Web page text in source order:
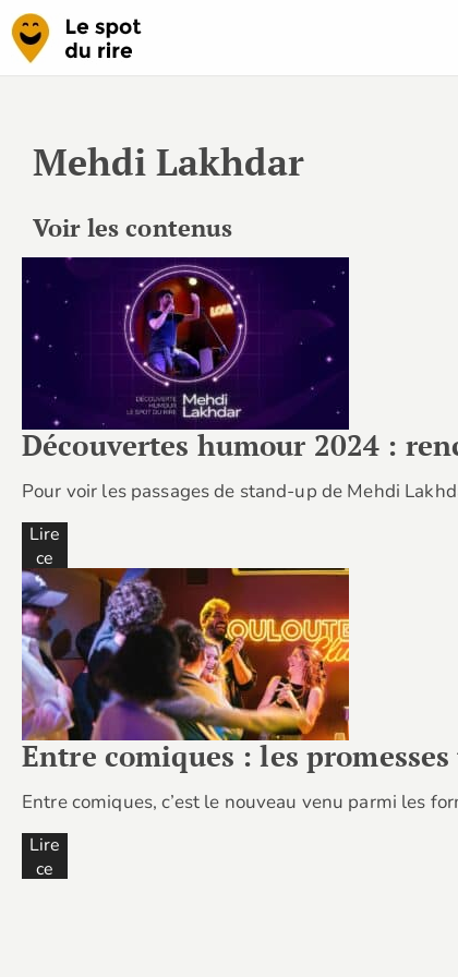
Mehdi Lakhdar
Voir les contenus
Découvertes humour 2024 :
Pour voir les passages de stand-up de Mehdi
Lire
ce
cont
enu
Entre comiques : les
Entre comiques, c’est le nouveau venu parmi les
Lire
ce